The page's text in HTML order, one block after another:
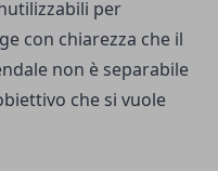
per
con chiarezza che il
non è separabile
che si vuole